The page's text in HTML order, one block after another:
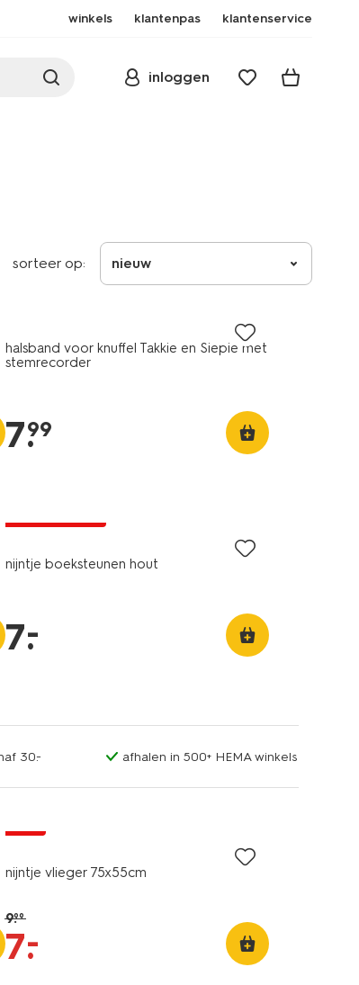
winkels klantenpas klantenservice
inloggen
sorteer op: nieuw
halsband voor knuffel Takkie en Siepie met
stemrecorder
7.
99
nijntje boeksteunen hout
7.
–
30.- afhalen in 500+ HEMA winkels
nijntje vlieger 75x55cm
9.99
7.
–